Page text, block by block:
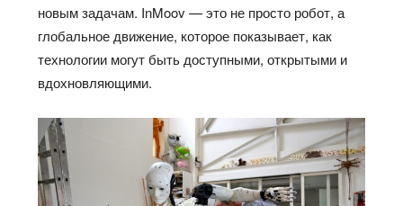
новым задачам. InMoov — это не просто робот, а
глобальное движение, которое показывает, как
технологии могут быть доступными, открытыми и
вдохновляющими.